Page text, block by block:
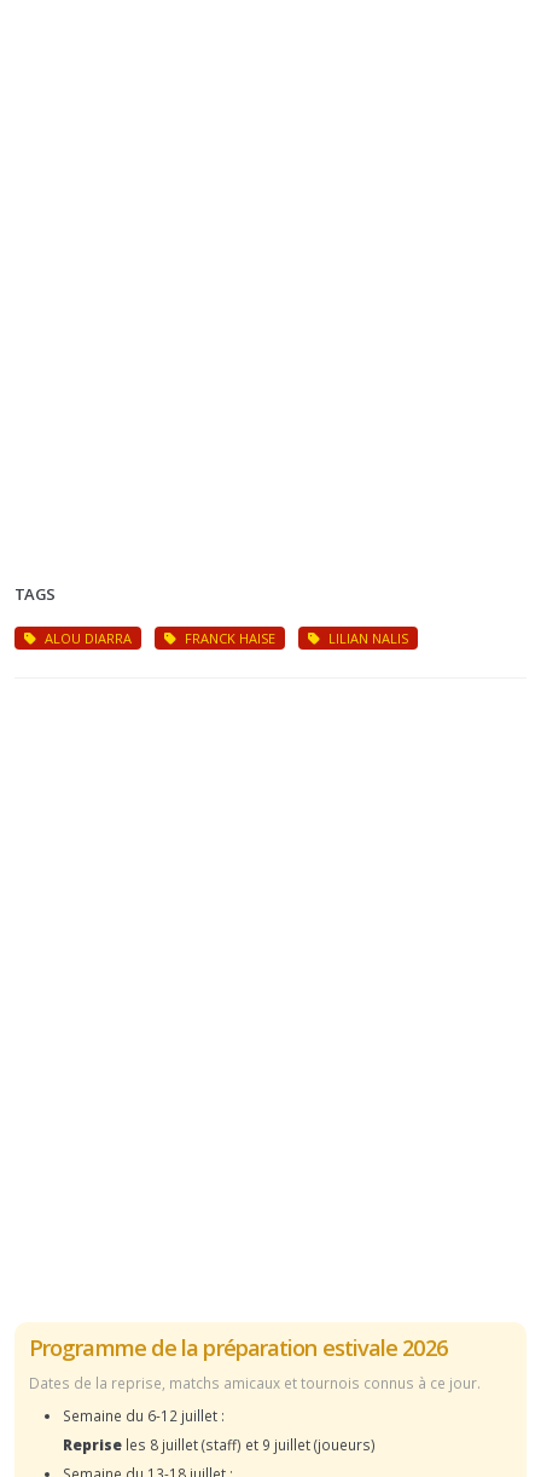
TAGS
ALOU DIARRA FRANCK HAISE LILIAN NALIS
Programme de la préparation estivale 2026
Dates de la reprise, matchs amicaux et tournois connus à ce jour.
Semaine du 6-12 juillet :
Reprise les 8 juillet (staff) et 9 juillet (joueurs)
Semaine du 13-18 juillet :